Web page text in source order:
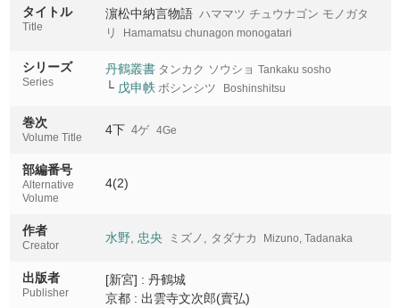
4Ge
タイトル
Title
濵松中納言物語 ハママツ チュウナゴン モノガタ
リ
Hamamatsu chunagon monogatari
シリーズ
Series
丹鶴叢書 タンカク ソウショ Tankaku sosho
└ 戊申帙 ボシンシツ Boshinshitsu
巻次
Volume Title
4下 4ゲ 4Ge
部編番号
Alternative
Volume
4(2)
作者
Creator
水野, 忠央 ミズノ, タダナカ Mizuno, Tadanaka
出版者
Publisher
[新宮] : 丹鶴城
京都 : 出雲寺文次郎(賣弘)